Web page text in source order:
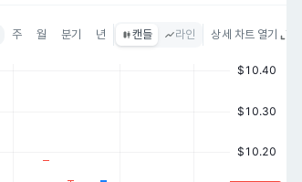
주 월 분기 년 캔들 라인 상세 차트 열기